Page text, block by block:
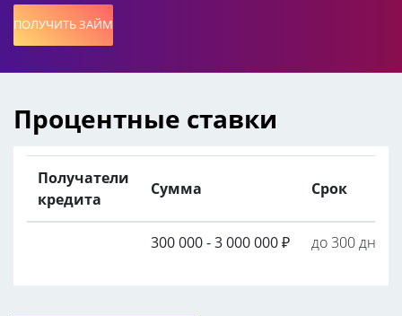
ПОЛУЧИТЬ ЗАЙМ
Процентные ставки
Получатели
кредита
Сумма Срок
300 000 - 3 000 000₽ до 300 дней